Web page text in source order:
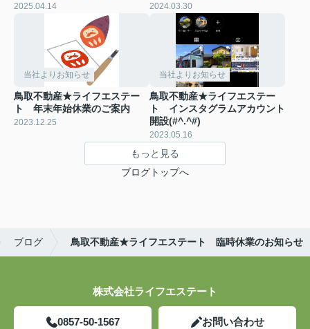
2025.04.14 2024.03.30
当社よりお知らせ
鳥取不動産★ライフエステー
ト 年末年始休業のご案内
2023.12.25
当社よりお知らせ
鳥取不動産★ライフエステー
ト インスタグラムアカウント
開設(#^.^#)
2023.05.16
もっと見る
ブログトップへ
ブログ 鳥取不動産★ライフエステート 臨時休業のお知らせ
株式会社ライフエステート
0857-50-1567 お問い合わせ